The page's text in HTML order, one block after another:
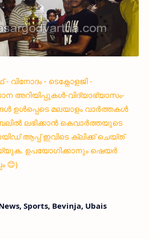
വിനോദം - ടെക്നോളജി -
അറിയിപ്പുകൾ-വിദ്യാഭ്യാസം-
ഉൾപ്പെടെ മലയാളം വാർത്തകൾ
ലഭിക്കാൻ കെവാർത്തയുടെ
ആപ്പ് ഇവിടെ ക്ലിക്ക് ചെയ്ത്
ഉപയോഗിക്കാനും ഷെയർ
😊)
Sports, Bevinja, Ubais